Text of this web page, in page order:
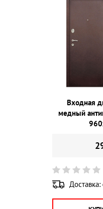
Входная
медный
Доставка: